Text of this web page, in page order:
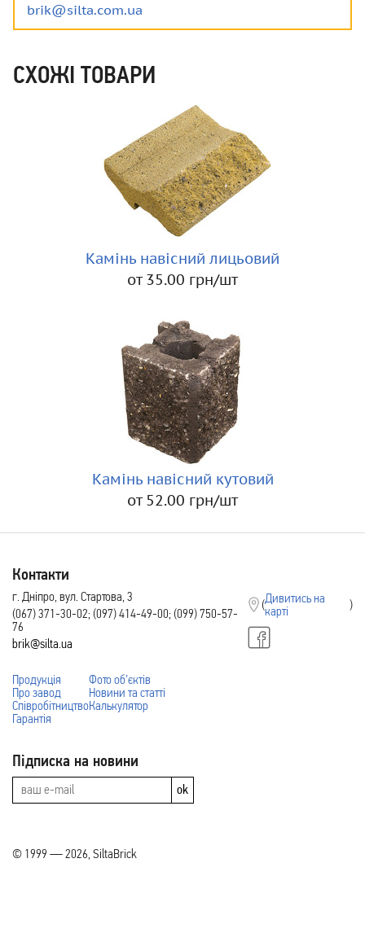
brik@silta.com.ua
СХОЖІ ТОВАРИ
Камінь навісний лицьовий
от 35.00 грн/шт
Камінь навісний кутовий
от 52.00 грн/шт
Контакти
г. Дніпро, вул. Стартова, 3
(067) 371-30-02; (097) 414-49-00; (099) 750-57-
76
brik@silta.ua
(Дивитись на
карті
)
Продукція
Про завод
Співробітництво
Гарантія
Фото об’єктів
Новини та статті
Калькулятор
Підписка на новини
ok
© 1999 — 2026, SiltaBrick